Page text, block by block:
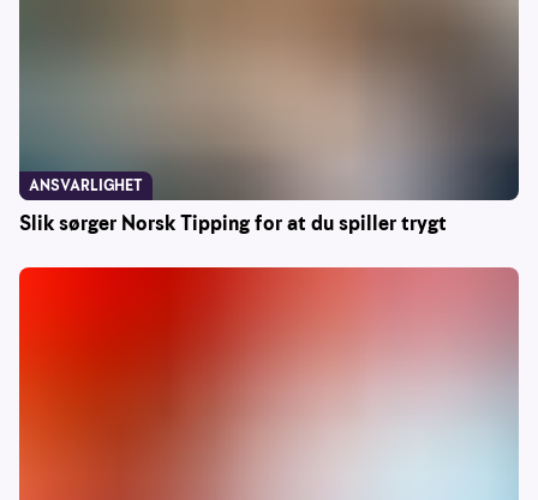
Slik sørger Norsk Tipping for at du spiller trygt
ANSVARLIGHET